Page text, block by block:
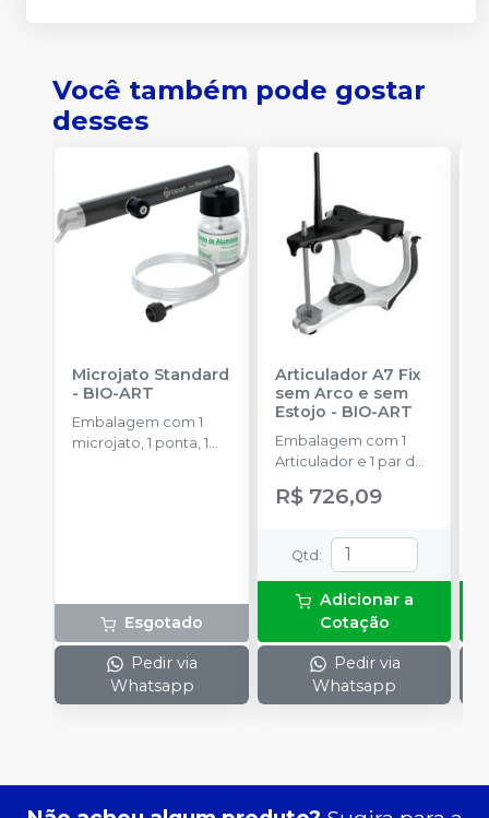
Você também pode gostar
desses
Microjato Standard
- BIO-ART
Embalagem com 1
microjato, 1 ponta, 1
Esgotado
Pedir via
Whatsapp
Articulador A7 Fix
sem Arco e sem
Estojo - BIO-ART
Embalagem com 1
Articulador e 1 par de
placa de montagem.
R$ 726,09
Qtd :
Adicionar a
Cotação
Pedir via
Whatsapp